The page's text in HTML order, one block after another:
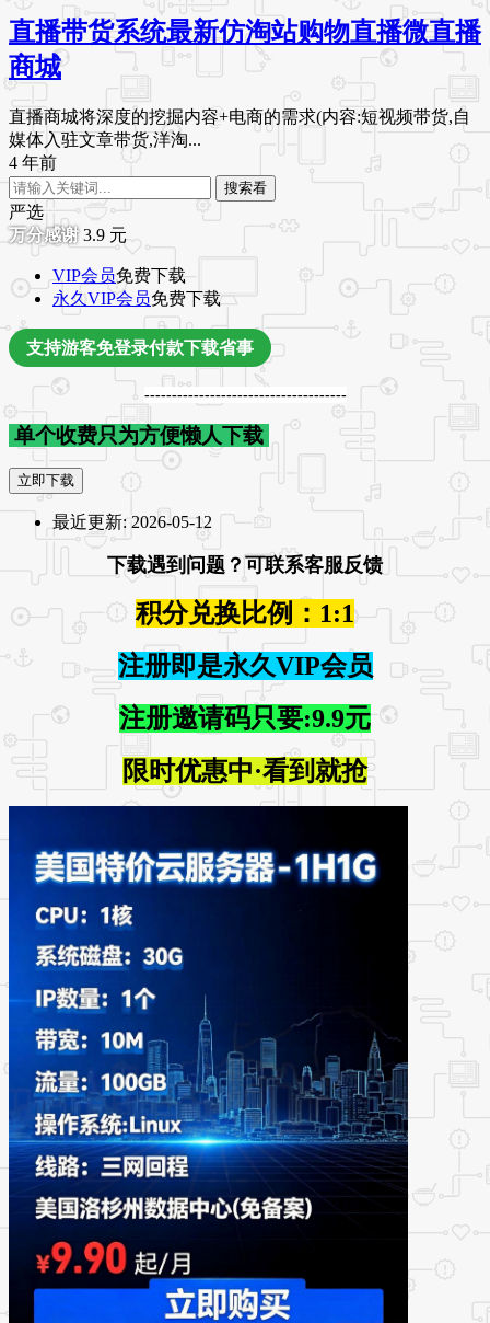
直播带货系统最新仿淘站购物直播微直播
商城
直播商城将深度的挖掘内容+电商的需求(内容:短视频带货,自
媒体入驻文章带货,洋淘...
4 年前
搜索看
严选
3.9 元
VIP会员免费下载
永久VIP会员免费下载
支持游客免登录付款下载省事
-------------------------------------
单个收费只为方便懒人下载
立即下载
最近更新: 2026-05-12
下载遇到问题？可联系客服反馈
积分兑换比例：1:1
注册即是永久VIP会员
注册邀请码只要:9.9元
限时优惠中·看到就抢